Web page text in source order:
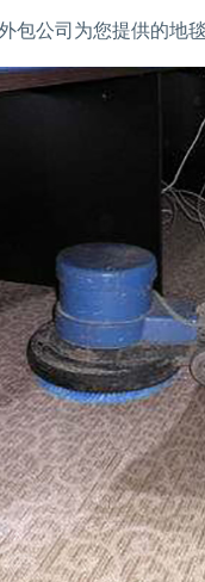
公司为您提供的地毯